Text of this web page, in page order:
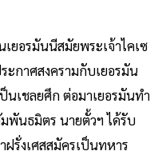
ยอรมันนีสมัยพระเจ้าไคเซ
ะกาศสงครามกับเยอรมัน
นเชลยศึก ต่อมาเยอรมันทำ
พันธมิตร นายตั้วฯ ได้รับ
รั่งเศสสมัครเป็นทหาร